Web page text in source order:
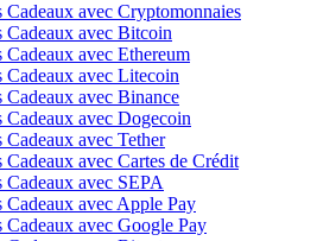
Cadeaux avec Cryptomonnaies
Cadeaux avec Bitcoin
Cadeaux avec Ethereum
Cadeaux avec Litecoin
Cadeaux avec Binance
Cadeaux avec Dogecoin
Cadeaux avec Tether
Cadeaux avec Cartes de Crédit
Cadeaux avec SEPA
Cadeaux avec Apple Pay
Cadeaux avec Google Pay